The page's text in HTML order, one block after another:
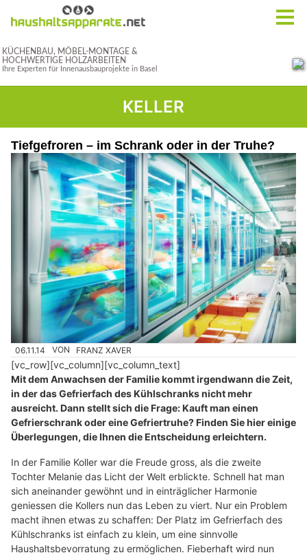
KELLER
Tiefgefroren – im Schrank oder in der Truhe?
06.11.14 VON FRANZ XAVER
[vc_row][vc_column][vc_column_text]
Mit dem Anwachsen der Familie kommt irgendwann die Zeit,
in der das Gefrierfach des Kühlschranks nicht mehr
ausreicht. Dann stellt sich die Frage: Kauft man einen
Gefrierschrank oder eine Gefriertruhe? Finden Sie hier einige
Überlegungen, die Ihnen die Entscheidung erleichtern.
In der Familie Koller war die Freude gross, als die zweite
Tochter Melanie das Licht der Welt erblickte. Schnell hat man
sich aneinander gewöhnt und in einträglicher Harmonie
geniessen die Kollers nun das Leben zu viert. Nur ein Problem
macht ihnen etwas zu schaffen: Der Platz im Gefrierfach des
Kühlschranks ist einfach zu klein, um eine sinnvolle
Haushaltsbevorratung zu ermöglichen. Fieberhaft wird nun